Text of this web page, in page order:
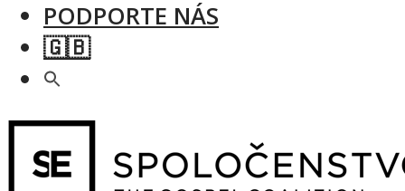
PODPORTE NÁS
🇬🇧